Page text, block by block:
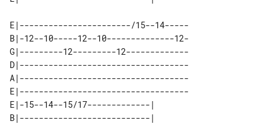
E|-----------------------/15--14-----
B|-12--10-----12--10--------------12-
G|---------12---------12-------------
D|-----------------------------------
A|-----------------------------------
E|-----------------------------------
E|-15--14--15/17-------------|
B|---------------------------|